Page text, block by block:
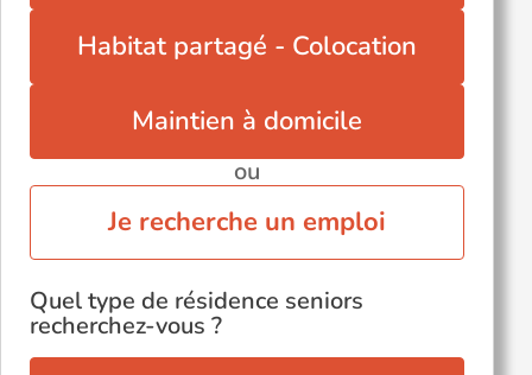
Le-Grand-Quevilly (76120)
Notre-Dame-de-Gravenchon (76330)
Yvetot (76190)
Voir toutes les villes du département
Habitat partagé - Colocation
Maintien à domicile
ou
Je recherche un emploi
Quel type de résidence seniors
recherchez-vous ?